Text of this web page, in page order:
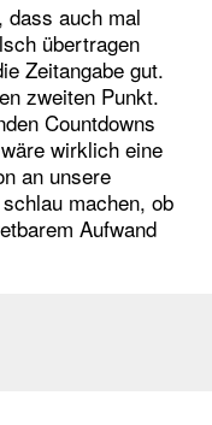
dass auch mal
übertragen
Zeitangabe gut.
zweiten Punkt.
Countdowns
wirklich eine
an unsere
machen, ob
Aufwand